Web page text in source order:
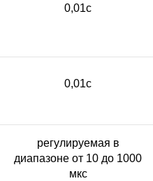
0,01с
0,01с
регулируемая в
диапазоне от 10 до 1000
мкс